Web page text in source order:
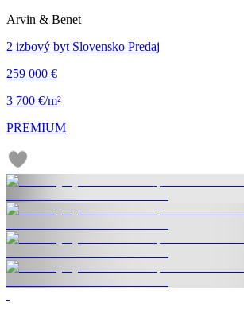
Arvin & Benet
2 izbový byt Slovensko Predaj
259 000 €
3 700 €/m²
PREMIUM